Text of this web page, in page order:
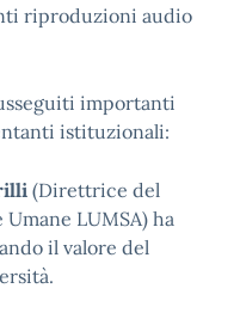
riproduzioni audio
importanti
istituzionali:
(Direttrice del
LUMSA) ha
il valore del
.